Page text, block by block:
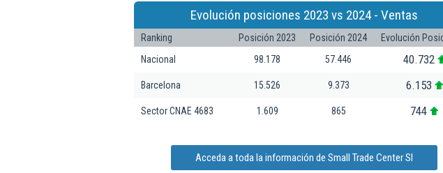
Evolución posiciones 2023 vs 2024 - Ventas
Ranking Posición 2023 Posición 2024
Evolución
Nacional
98.178 57.446 40.732
Barcelona 15.526 9.373 6.153
Sector CNAE 4683 1.609 865 744
Acceda a toda la información de Small Trade Center Sl